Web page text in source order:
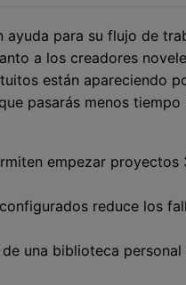
ayuda para su flujo de
a los creadores
están apareciendo
pasarás menos
empezar
reduce los
una biblioteca